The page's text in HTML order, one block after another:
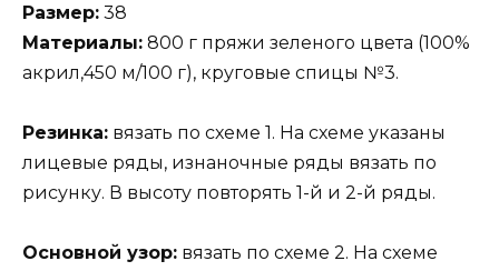
Размер: 38
Материалы: 800 г пряжи зеленого цвета (100%
акрил,450 м/100 г), круговые спицы №3.
Резинка: вязать по схеме 1. На схеме указаны
лицевые ряды, изнаночные ряды вязать по
рисунку. В высоту повторять 1-й и 2-й ряды.
Основной узор: вязать по схеме 2. На схеме